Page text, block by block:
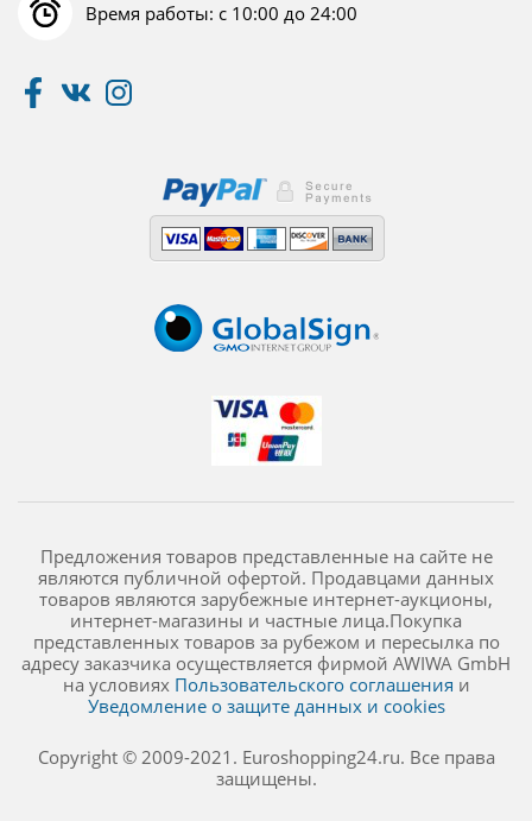
Время работы: с 10:00 до 24:00
Предложения товаров представленные на сайте не
являются публичной офертой. Продавцами данных
товаров являются зарубежные интернет-аукционы,
интернет-магазины и частные лица.Покупка
представленных товаров за рубежом и пересылка по
адресу заказчика осуществляется фирмой AWIWA GmbH
на условиях Пользовательского соглашения и
Уведомление о защите данных и cookies
Copyright © 2009-2021. Euroshopping24.ru. Все права
защищены.